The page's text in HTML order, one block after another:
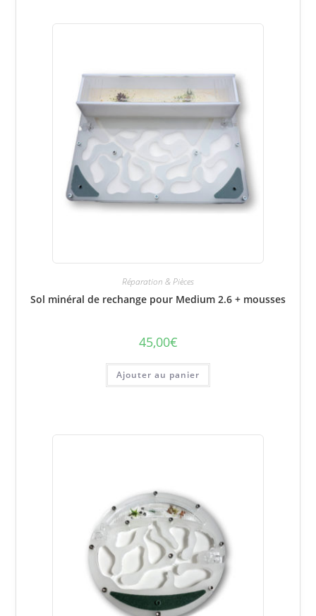
Réparation & Pièces
Sol minéral de rechange pour Medium 2.6 + mousses
45,00€
Ajouter au panier